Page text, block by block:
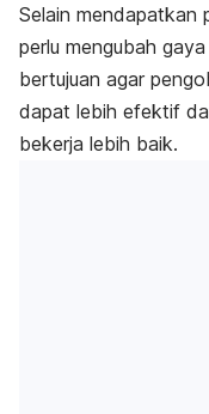
Selain mendapatkan
perlu mengubah
bertujuan agar
dapat lebih efektif
bekerja lebih baik.